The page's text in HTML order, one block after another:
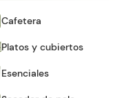
Cafetera
Platos y cubiertos
Esenciales